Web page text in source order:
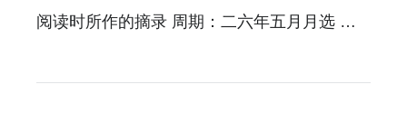
阅读时所作的摘录 周期：二六年五月月选 张